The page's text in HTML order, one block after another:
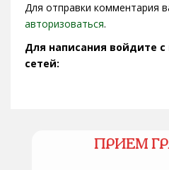
Для отправки комментария
авторизоваться.
Для написания войдите
сетей:
ПРИЕМ